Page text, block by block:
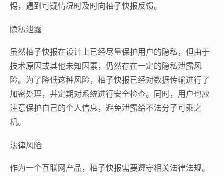
惕，遇到可疑情况时及时向柚子快报反馈。
隐私泄露
虽然柚子快报在设计上已经尽量保护用户的隐私，但由于
技术原因或其他未知因素，仍然存在一定的隐私泄露风
险。为了降低这种风险，柚子快报已经对数据传输进行了
加密处理，并定期对系统进行安全检查。同时，用户也应
注意保护自己的个人信息，避免泄露给不法分子可乘之
机。
法律风险
作为一个互联网产品，柚子快报需要遵守相关法律法规。